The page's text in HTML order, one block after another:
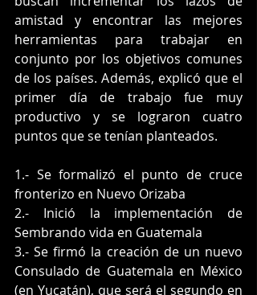
amistad y encontrar las mejores
herramientas para trabajar en
conjunto por los objetivos comunes
de los países. Además, explicó que el
primer día de trabajo fue muy
productivo y se lograron cuatro
puntos que se tenían planteados.
1.- Se formalizó el punto de cruce
fronterizo en Nuevo Orizaba
2.- Inició la implementación de
Sembrando vida en Guatemala
3.- Se firmó la creación de un nuevo
Consulado de Guatemala en México
(en Yucatán), que será el segundo en